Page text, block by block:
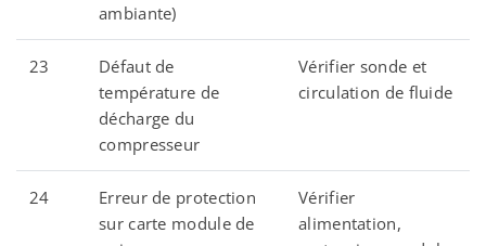
ambiante)
23
Défaut de
température de
décharge du
compresseur
Vérifier sonde et
circulation de fluide
24
Erreur de protection
sur carte module de
Vérifier
alimentation,